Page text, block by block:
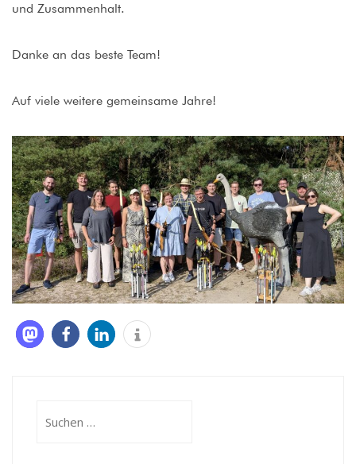
und Zusammenhalt.
Danke an das beste Team!
Auf viele weitere gemeinsame Jahre!
nach: